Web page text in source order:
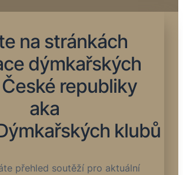
na stránkách
dýmkařských
republiky
aka
klubů
přehled soutěží pro aktuální